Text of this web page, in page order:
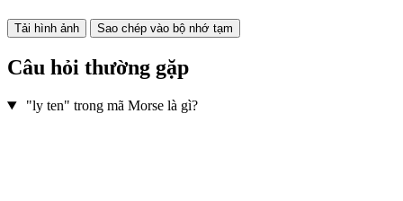
Tải hình ảnh Sao chép vào bộ nhớ tạm
Câu hỏi thường gặp
"ly ten" trong mã Morse là gì?